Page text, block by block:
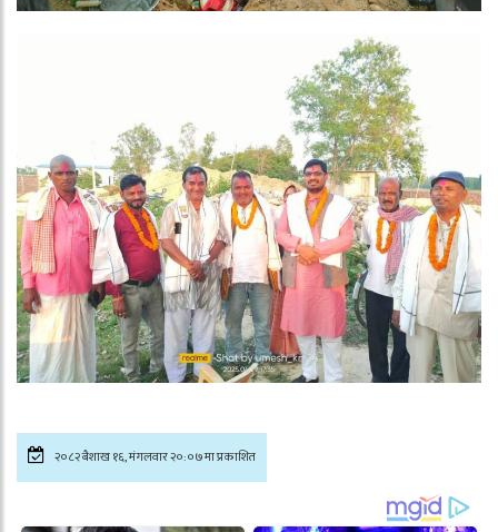
२०८२ बैशाख १६, मंगलवार २०:०७मा प्रकाशित